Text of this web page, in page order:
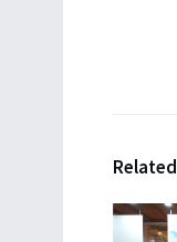
Related